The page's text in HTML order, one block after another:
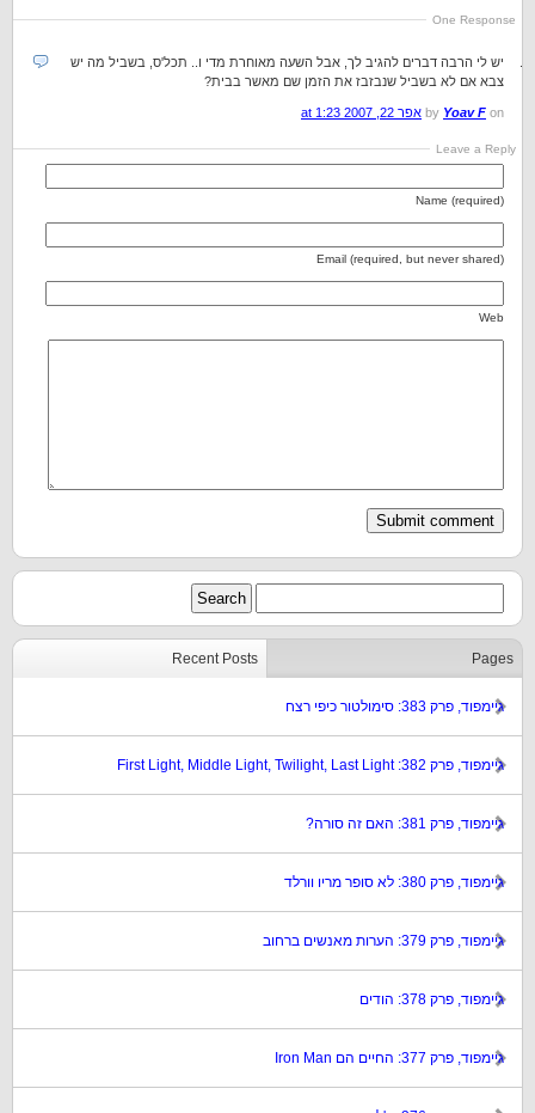
One Response
יש לי הרבה דברים להגיב לך, אבל השעה מאוחרת מדי ו.. תכל'ס, בשביל מה יש
צבא אם לא בשביל שנבזבז את הזמן שם מאשר בבית?
by Yoav F on אפר 22, 2007 at 1:23
Leave a Reply
Name (required)
Email (required, but never shared)
Web
Recent Posts Pages
גיימפוד, פרק 383: סימולטור כיפי רצח
גיימפוד, פרק 382: First Light, Middle Light, Twilight, Last Light
גיימפוד, פרק 381: האם זה סורה?
גיימפוד, פרק 380: לא סופר מריו וורלד
גיימפוד, פרק 379: הערות מאנשים ברחוב
גיימפוד, פרק 378: הודים
גיימפוד, פרק 377: החיים הם Iron Man